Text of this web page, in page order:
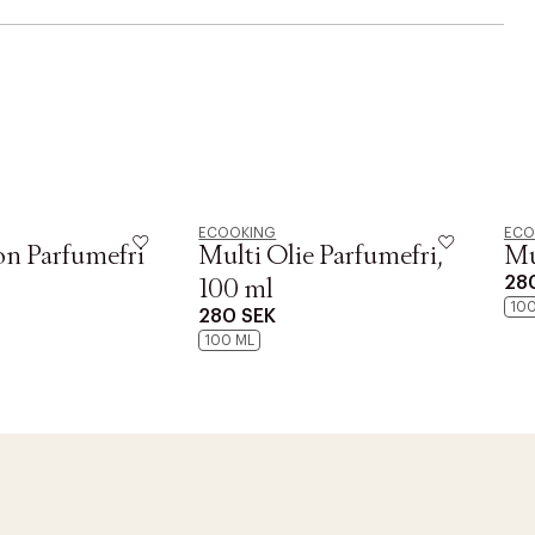
Parfumefri
ECOOKING
Multi Olie Parfumefri,
100 ml
280 SEK
100 ML
kunne se